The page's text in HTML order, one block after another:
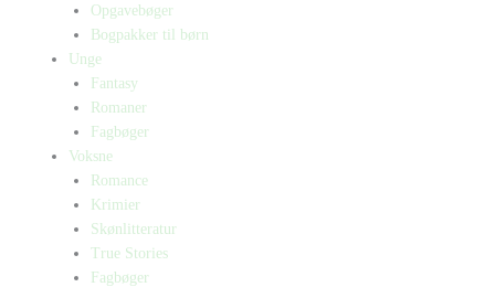
Opgavebøger
Bogpakker til børn
Unge
Fantasy
Romaner
Fagbøger
Voksne
Romance
Krimier
Skønlitteratur
True Stories
Fagbøger